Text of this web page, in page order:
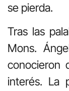
se pierda.
Tras las
Mons.
conocieron
interés. La